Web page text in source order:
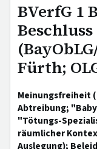
BVerfG 1
Beschluss
Fürth;
Meinungsfreiheit
Abtreibung;
"Tötungs-
räumlicher
Auslegung);